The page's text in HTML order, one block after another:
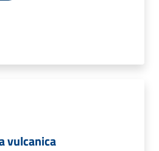
vulcanica